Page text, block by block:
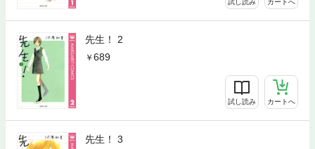
試し読み カートへ
先生！ 2
689
試し読み カートへ
先生！ 3